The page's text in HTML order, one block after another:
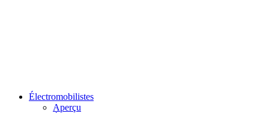
Électromobilistes
Aperçu